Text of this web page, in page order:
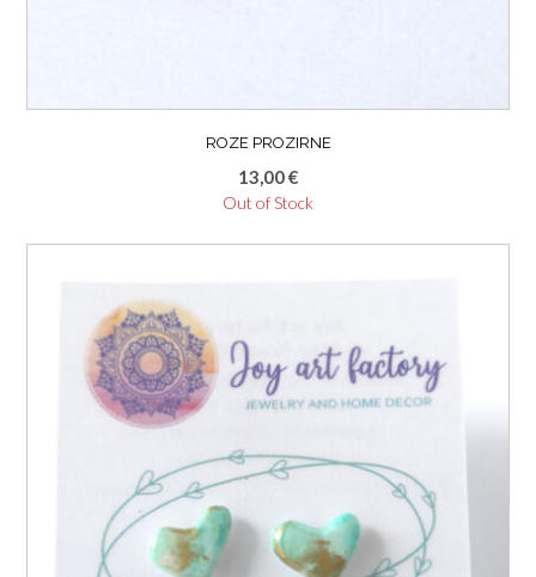
ROZE PROZIRNE
13,00€
Out of Stock